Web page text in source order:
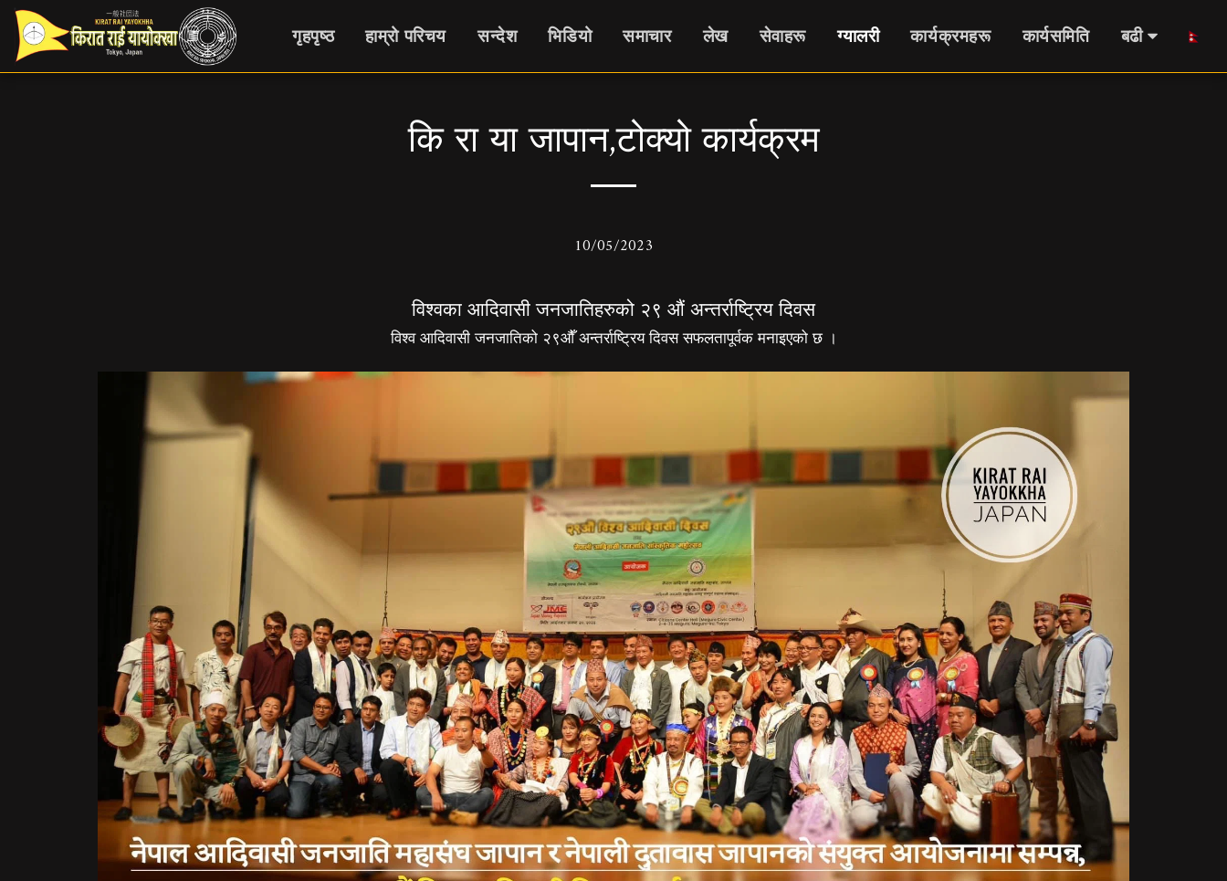
गृहपृष्ठ हाम्रो परिचय सन्देश भिडियो समाचार लेख सेवाहरू ग्यालरी कार्यक्रमहरू कार्यसमिति बढी
कि रा या जापान,टोक्यो कार्यक्रम
10/05/2023
विश्वका आदिवासी जनजातिहरुको २९ औं अन्तर्राष्ट्रिय दिवस
विश्व आदिवासी जनजातिको २९औँ अन्तर्राष्ट्रिय दिवस सफलतापूर्वक मनाइएको छ ।